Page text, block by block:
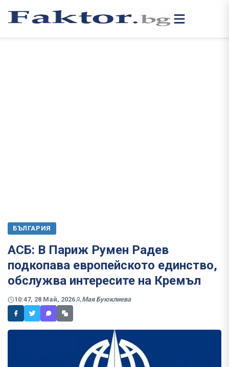
БЪЛГАРИЯ
АСБ: В Париж Румен Радев
подкопава европейското единство,
обслужва интересите на Кремъл
10:47, 28 Май, 2026 Мая Буюклиева